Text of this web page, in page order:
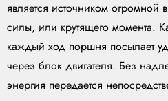
является источником
силы, или крутящего момента.
каждый ход поршня посылает
через блок двигателя. Без
энергия передается